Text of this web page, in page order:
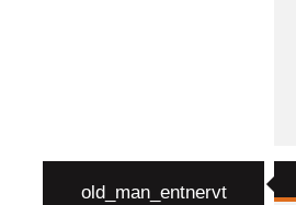
old_man_entnervt